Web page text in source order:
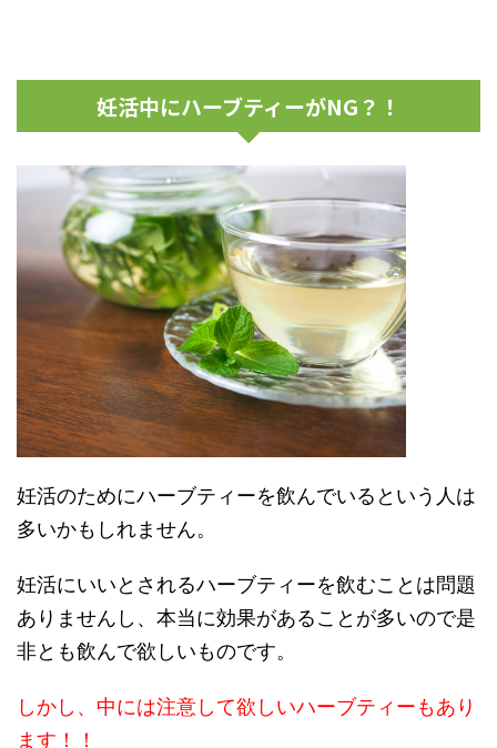
妊活中にハーブティーがNG？！
妊活のためにハーブティーを飲んでいるという人は
多いかもしれません。
妊活にいいとされるハーブティーを飲むことは問題
ありませんし、本当に効果があることが多いので是
非とも飲んで欲しいものです。
しかし、中には注意して欲しいハーブティーもあり
ます！！